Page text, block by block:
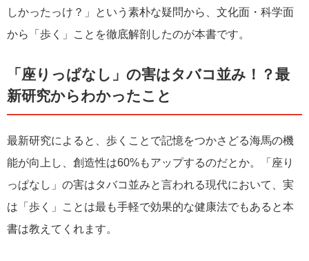
しかったっけ？」という素朴な疑問から、文化面・科学面
から「歩く」ことを徹底解剖したのが本書です。
「座りっぱなし」の害はタバコ並み！？最
新研究からわかったこと
最新研究によると、歩くことで記憶をつかさどる海馬の機
能が向上し、創造性は60%もアップするのだとか。「座り
っぱなし」の害はタバコ並みと言われる現代において、実
は「歩く」ことは最も手軽で効果的な健康法でもあると本
書は教えてくれます。